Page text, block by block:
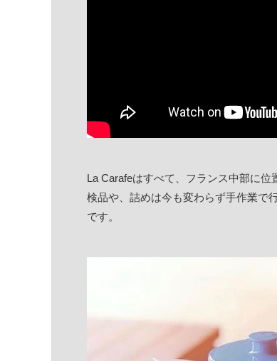
La Carafeはすべて、フランス中部に位
検品や、詰めは今も変わらず手作業で
です。